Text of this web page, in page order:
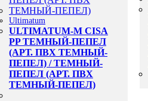
Ultimatum
ULTIMATUM-M CISA
PP ТЕМНЫЙ-ПЕПЕЛ
(АРТ. ПВХ ТЕМНЫЙ-
ПЕПЕЛ) / ТЕМНЫЙ-
ПЕПЕЛ (АРТ. ПВХ
ТЕМНЫЙ-ПЕПЕЛ)